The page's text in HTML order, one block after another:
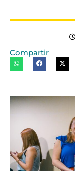
Compartir